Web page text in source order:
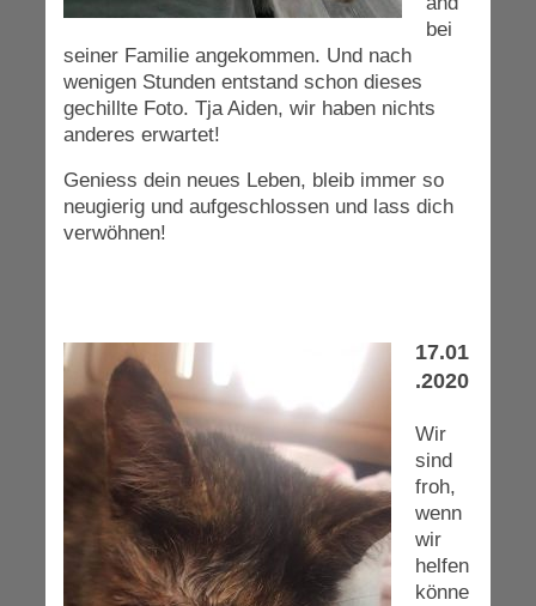
bei
seiner Familie angekommen. Und nach
wenigen Stunden entstand schon dieses
gechillte Foto. Tja Aiden, wir haben nichts
anderes erwartet!
Geniess dein neues Leben, bleib immer so
neugierig und aufgeschlossen und lass dich
verwöhnen!
17.01
.2020
Wir
sind
froh,
wenn
wir
helfen
könne